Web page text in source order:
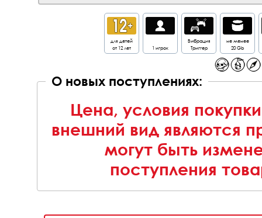
для детей
от 12 лет
1 игрок
Вибрация
Триггер
не менее
20 Gb
О новых поступлениях:
Цена, условия
внешний вид являются
могут быть
поступления